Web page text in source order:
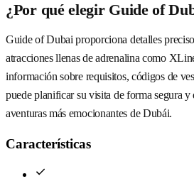
¿Por qué elegir Guide of
Guide of Dubai proporciona detalles
atracciones llenas de adrenalina como
información sobre requisitos, códigos de
puede planificar su visita de forma segura y
aventuras más emocionantes de Dubái.
Características